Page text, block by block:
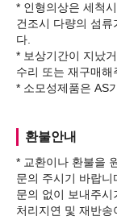
* 인형의상은 세척
건조시 다량의 섬
다.
* 보상기간이 지났
수리 또는 재구매해
환불안내
* 교환이나 환불을
문의 주시기 바랍니
문의 없이 보내주
처리지연 및 재반송